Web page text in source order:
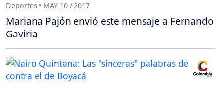
Deportes • MAY 10 / 2017
Mariana Pajón envió este mensaje a Fernando
Gaviria